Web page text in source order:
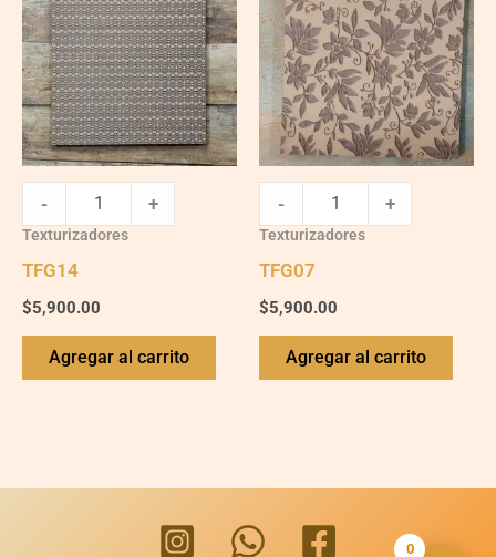
- +
Texturizadores
TFG14
$5,900.00
Agregar al carrito
- +
Texturizadores
TFG07
$5,900.00
Agregar al carrito
0